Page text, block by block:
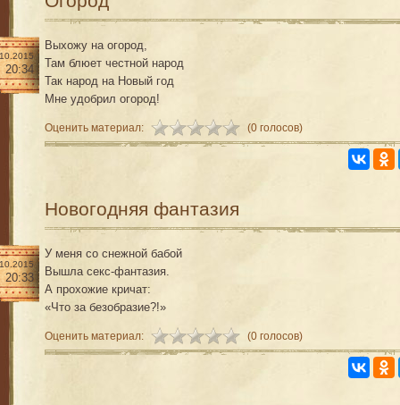
20:34
Выхожу на огород,
Там блюет честной народ
Так народ на Новый год
Мне удобрил огород!
Оценить материал: (0 голосов)
Новогодняя фантазия
20:33
У меня со снежной бабой
Вышла секс-фантазия.
А прохожие кричат:
«Что за безобразие?!»
Оценить материал: (0 голосов)